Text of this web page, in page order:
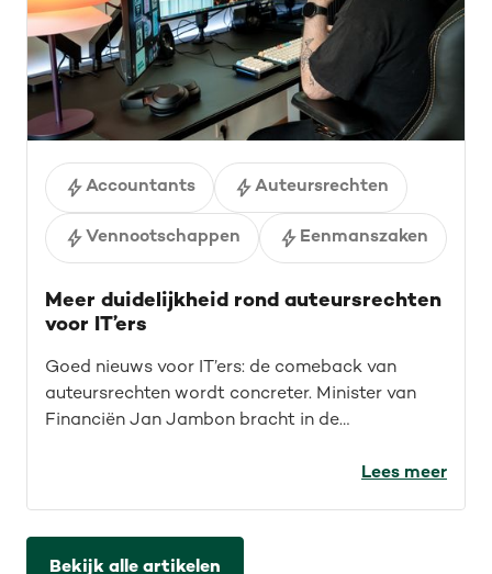
Accountants Auteursrechten
Vennootschappen Eenmanszaken
Meer duidelijkheid rond auteursrechten
voor IT’ers
Goed nieuws voor IT’ers: de comeback van
auteursrechten wordt concreter. Minister van
Financiën Jan Jambon bracht in de
auteursrechten voor de IT-sector. Wat werd er
Lees meer
Bekijk alle artikelen